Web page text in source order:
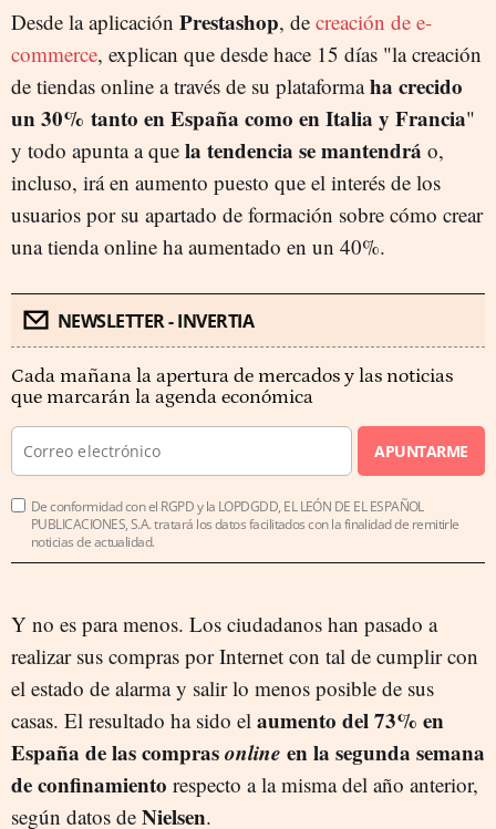
Desde la aplicación Prestashop, de creación de e-
commerce, explican que desde hace 15 días "la creación
de tiendas online a través de su plataformaha crecido
un 30% tanto en España como en Italia y Francia"
y todo apunta a que la tendencia se mantendrá o,
incluso, irá en aumento puesto que el interés de los
usuarios por su apartado de formación sobre cómo crear
una tienda online ha aumentado en un 40%.
NEWSLETTER - INVERTIA
Cada mañana la apertura de mercados y las noticias
que marcarán la agenda económica
APUNTARME
De conformidad con el RGPD y la LOPDGDD, EL LEÓN DE EL ESPAÑOL
PUBLICACIONES, S.A. tratará los datos facilitados con la finalidad de remitirle
noticias de actualidad.
Y no es para menos. Los ciudadanos han pasado a
realizar sus compras por Internet con tal de cumplir con
el estado de alarma y salir lo menos posible de sus
casas. El resultado ha sido el aumento del 73% en
España de las comprasonline en la segunda semana
de confinamiento respecto a la misma del año anterior,
según datos de Nielsen.